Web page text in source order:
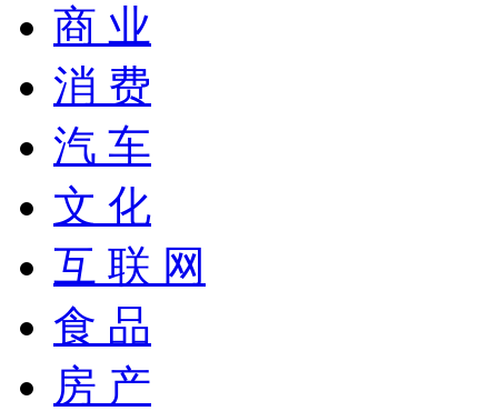
商 业
消 费
汽 车
文 化
互 联 网
食 品
房 产